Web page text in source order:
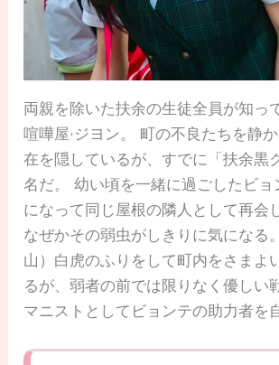
両親を除いた扶余の生徒全員が知っ
喧嘩屋·ジヨン。 町の不良たちを静
在を隠しているが、すでに「扶余黒
名だ。 幼い頃を一緒に過ごしたビョ
になって同じ屋根の隣人として再会
なぜかその弱虫がしきりに気になる
山）白虎のふりをして町内をさまよ
るが、弱者の前では限りなく優しい
マニストとしてビョンテの助力者を